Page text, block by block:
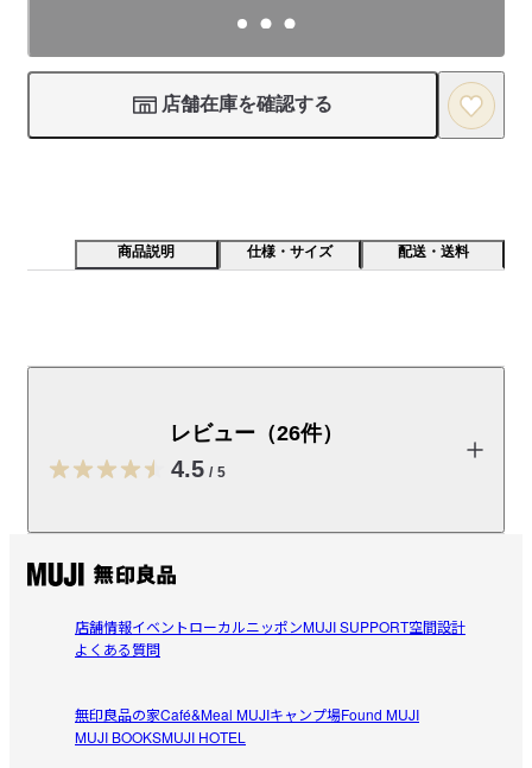
店舗在庫を確認する
商品説明 仕様・サイズ 配送・送料
ーズと組み合わせてお使いいただけます。※リサイクル
材には様々な色の使用済プラスチックが入ることから、
はございません。
取扱説明書
受取手段店舗受け取り可・コンビニ受け取り不可
レビュー（26件）
4.5 / 5
くみくみ
2026/05/17
良い。
店舗情報イベントローカルニッポンMUJI SUPPORT空間設計
よくある質問
無印良品の家Café&Meal MUJIキャンプ場Found MUJI
MUJI BOOKSMUJI HOTEL